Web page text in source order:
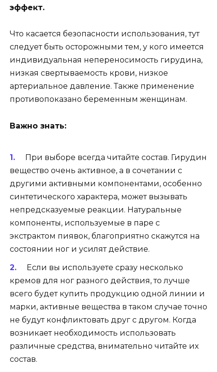
эффект.
Что касается безопасности использования, тут
следует быть осторожными тем, у кого имеется
индивидуальная непереносимость гирудина,
низкая свертываемость крови, низкое
артериальное давление. Также применение
противопоказано беременным женщинам.
Важно знать:
При выборе всегда читайте состав. Гирудин
вещество очень активное, а в сочетании с
другими активными компонентами, особенно
синтетического характера, может вызывать
непредсказуемые реакции. Натуральные
компоненты, используемые в паре с
экстрактом пиявок, благоприятно скажутся на
состоянии ног и усилят действие.
Если вы используете сразу несколько
кремов для ног разного действия, то лучше
всего будет купить продукцию одной линии и
марки, активные вещества в таком случае точно
не будут конфликтовать друг с другом. Когда
возникает необходимость использовать
различные средства, внимательно читайте их
состав.